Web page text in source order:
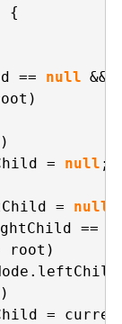
{
== null &&
= null ;
= null
==
root)
=